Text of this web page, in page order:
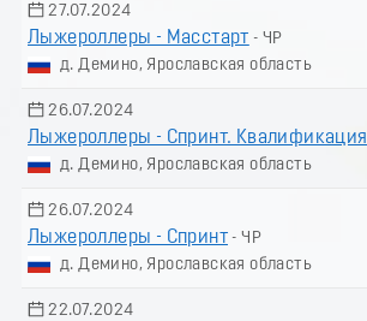
27.07.2024
Лыжероллеры - Масстарт - ЧР
д. Демино, Ярославская область
26.07.2024
Лыжероллеры - Спринт. Квалификация
д. Демино, Ярославская область
26.07.2024
Лыжероллеры - Спринт - ЧР
д. Демино, Ярославская область
22.07.2024